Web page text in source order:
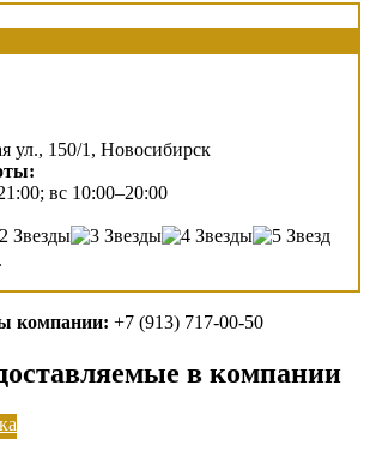
ул., 150/1, Новосибирск
вс 10:00–20:00
компании: +7 (913) 717-00-50
в компании